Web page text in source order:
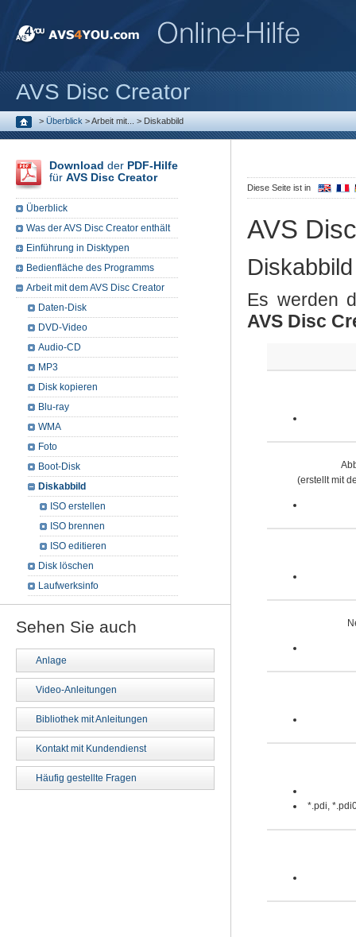
AVS Disc Creator
> Überblick >Arbeit mit... > Diskabbild
Diese Seite ist in
AVS
Diskabbild
Es werden
AVS Disc
(erstellt mit
*.pdi,
Download der PDF-Hilfe
für AVS Disc Creator
Überblick
Was der AVS Disc Creator enthält
Einführung in Disktypen
Bedienfläche des Programms
Arbeit mit dem AVS Disc Creator
Daten-Disk
DVD-Video
Audio-CD
MP3
Disk kopieren
Blu-ray
WMA
Foto
Boot-Disk
Diskabbild
ISO erstellen
ISO brennen
ISO editieren
Disk löschen
Laufwerksinfo
Sehen Sie auch
Anlage
Video-Anleitungen
Bibliothek mit Anleitungen
Kontakt mit Kundendienst
Häufig gestellte Fragen